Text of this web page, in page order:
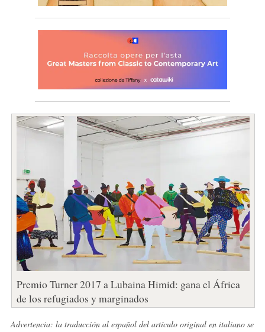
Premio Turner 2017 a Lubaina Himid: gana el África
de los refugiados y marginados
Advertencia: la traducción al español del artículo original en italiano se